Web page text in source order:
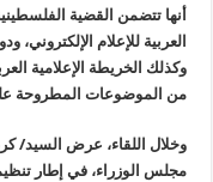
أنها تتضمن القضية
العربية للإعلام
وكذلك الخريطة الإعلامية
من الموضوعات المطروحة
وخلال اللقاء، عرض السيد/
مجلس الوزراء، في إطار